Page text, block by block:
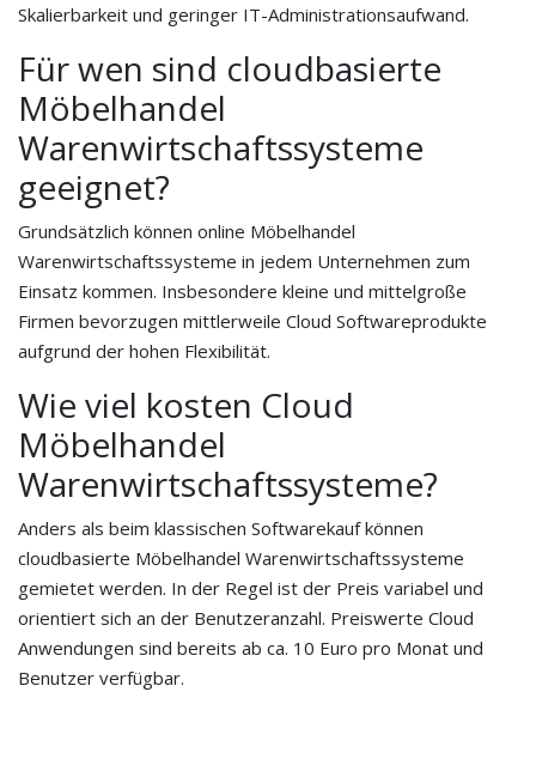
Skalierbarkeit und geringer IT-Administrationsaufwand.
Für wen sind cloudbasierte
Möbelhandel
Warenwirtschaftssysteme
geeignet?
Grundsätzlich können online Möbelhandel
Warenwirtschaftssysteme in jedem Unternehmen zum
Einsatz kommen. Insbesondere kleine und mittelgroße
Firmen bevorzugen mittlerweile Cloud Softwareprodukte
aufgrund der hohen Flexibilität.
Wie viel kosten Cloud
Möbelhandel
Warenwirtschaftssysteme?
Anders als beim klassischen Softwarekauf können
cloudbasierte Möbelhandel Warenwirtschaftssysteme
gemietet werden. In der Regel ist der Preis variabel und
orientiert sich an der Benutzeranzahl. Preiswerte Cloud
Anwendungen sind bereits ab ca. 10 Euro pro Monat und
Benutzer verfügbar.